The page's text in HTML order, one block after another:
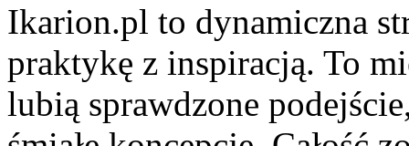
Ikarion.pl to dynamiczna
praktykę z inspiracją. To
lubią sprawdzone